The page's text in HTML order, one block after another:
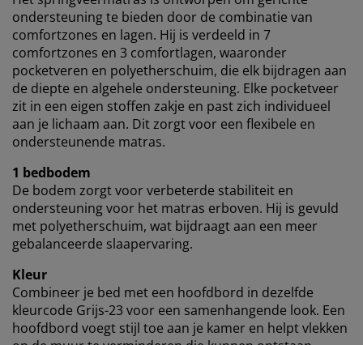
ondersteuning te bieden door de combinatie van
comfortzones en lagen. Hij is verdeeld in 7
comfortzones en 3 comfortlagen, waaronder
pocketveren en polyetherschuim, die elk bijdragen aan
de diepte en algehele ondersteuning. Elke pocketveer
zit in een eigen stoffen zakje en past zich individueel
aan je lichaam aan. Dit zorgt voor een flexibele en
ondersteunende matras.
1 bedbodem
De bodem zorgt voor verbeterde stabiliteit en
ondersteuning voor het matras erboven. Hij is gevuld
met polyetherschuim, wat bijdraagt aan een meer
gebalanceerde slaapervaring.
Kleur
Combineer je bed met een hoofdbord in dezelfde
kleurcode Grijs-23 voor een samenhangende look. Een
hoofdbord voegt stijl toe aan je kamer en helpt vlekken